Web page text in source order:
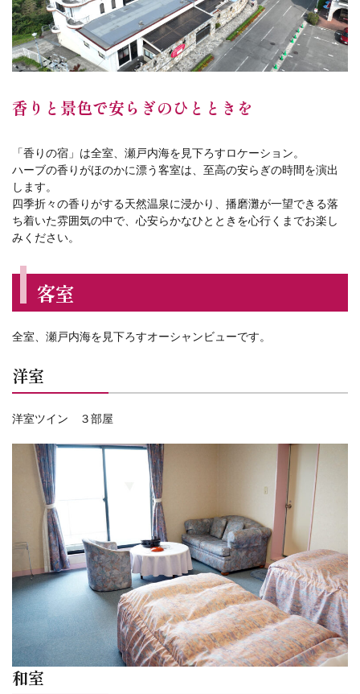
香りと景色で安らぎのひとときを
「香りの宿」は全室、瀬戸内海を見下ろすロケーション。
ハーブの香りがほのかに漂う客室は、至高の安らぎの時間を演出
します。
四季折々の香りがする天然温泉に浸かり、播磨灘が一望できる落
ち着いた雰囲気の中で、心安らかなひとときを心行くまでお楽し
みください。
客室
全室、瀬戸内海を見下ろすオーシャンビューです。
洋室
洋室ツイン ３部屋
和室